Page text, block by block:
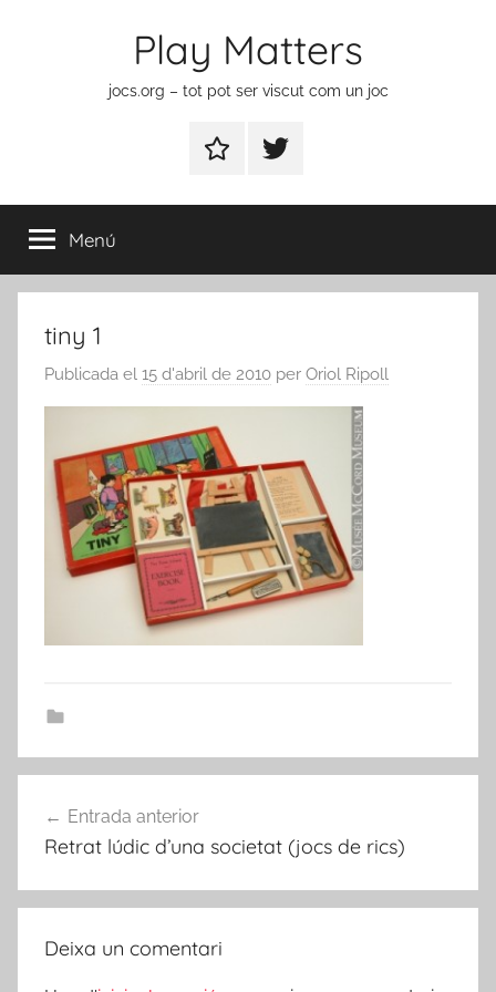
Play Matters
jocs.org – tot pot ser viscut com un joc
ContactarElement
menú
Menú
tiny 1
Publicada el 15 d'abril de 2010 per Oriol Ripoll
d'entrades
Entrada anterior
Retrat lúdic d’una societat (jocs de rics)
Deixa un comentari